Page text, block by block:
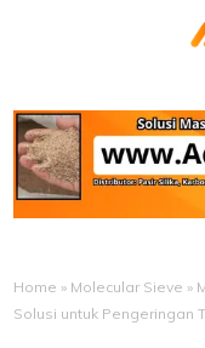
Home » Molecular Sieve »
Solusi untuk Pengeringan